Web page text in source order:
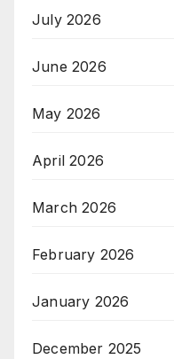
July 2026
June 2026
May 2026
April 2026
March 2026
February 2026
January 2026
December 2025